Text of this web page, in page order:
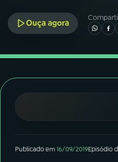
YouTube
Ouça agora
Publicado em16/09/2019Episódio